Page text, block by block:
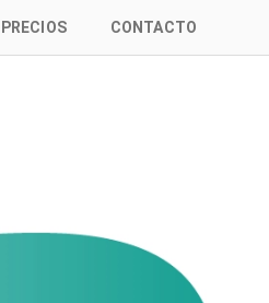
PRECIOS CONTACTO